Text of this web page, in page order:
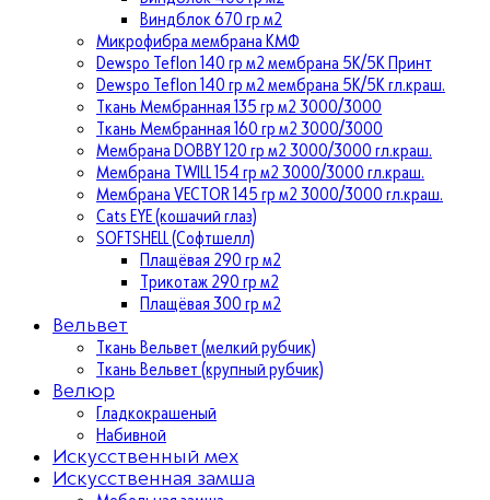
Виндблок 670 гр м2
Микрофибра мембрана КМФ
Dewspo Teflon 140 гр м2 мембрана 5К/5К Принт
Dewspo Teflon 140 гр м2 мембрана 5К/5К гл.краш.
Ткань Мембранная 135 гр м2 3000/3000
Ткань Мембранная 160 гр м2 3000/3000
Мембрана DOBBY 120 гр м2 3000/3000 гл.краш.
Мембрана TWILL 154 гр м2 3000/3000 гл.краш.
Мембрана VECTOR 145 гр м2 3000/3000 гл.краш.
Cats EYE (кошачий глаз)
SOFTSHELL (Софтшелл)
Плащёвая 290 гр м2
Трикотаж 290 гр м2
Плащёвая 300 гр м2
Вельвет
Ткань Вельвет (мелкий рубчик)
Ткань Вельвет (крупный рубчик)
Велюр
Гладкокрашеный
Набивной
Искусственный мех
Искусственная замша